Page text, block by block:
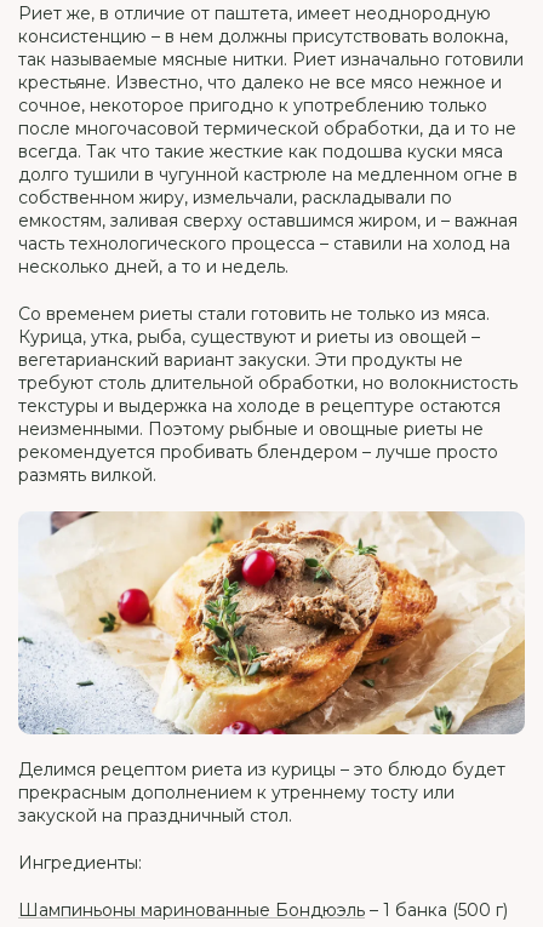
Риет же, в отличие от паштета, имеет неоднородную
консистенцию – в нем должны присутствовать волокна,
так называемые мясные нитки. Риет изначально готовили
крестьяне. Известно, что далеко не все мясо нежное и
сочное, некоторое пригодно к употреблению только
после многочасовой термической обработки, да и то не
всегда. Так что такие жесткие как подошва куски мяса
долго тушили в чугунной кастрюле на медленном огне в
собственном жиру, измельчали, раскладывали по
емкостям, заливая сверху оставшимся жиром, и – важная
часть технологического процесса – ставили на холод на
несколько дней, а то и недель.
Со временем риеты стали готовить не только из мяса.
Курица, утка, рыба, существуют и риеты из овощей –
вегетарианский вариант закуски. Эти продукты не
требуют столь длительной обработки, но волокнистость
текстуры и выдержка на холоде в рецептуре остаются
неизменными. Поэтому рыбные и овощные риеты не
рекомендуется пробивать блендером – лучше просто
размять вилкой.
Делимся рецептом риета из курицы – это блюдо будет
прекрасным дополнением к утреннему тосту или
закуской на праздничный стол.
Ингредиенты:
Шампиньоны маринованные Бондюэль – 1 банка (500 г)